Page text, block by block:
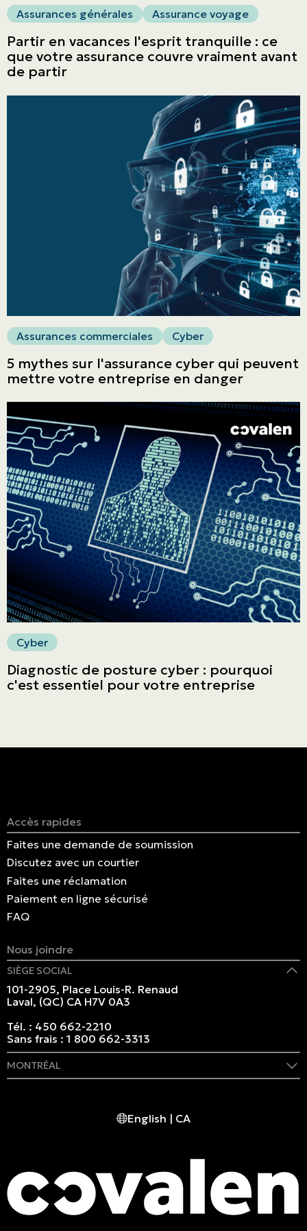
Blogue
Nous joindre
Faites un paiement
Assurances générales Assurance voyage
Partir en vacances l'esprit tranquille : ce
que votre assurance couvre vraiment avant
de partir
Assurances commerciales Cyber
5 mythes sur l'assurance cyber qui peuvent
mettre votre entreprise en danger
Cyber
Diagnostic de posture cyber : pourquoi
c'est essentiel pour votre entreprise
Accès rapides
Faites une demande de soumission
Discutez avec un courtier
Faites une réclamation
Paiement en ligne sécurisé
FAQ
Nous joindre
SIÈGE SOCIAL
101-2905, Place Louis-R. Renaud
Laval, (QC) CA H7V 0A3
Tél. : 450 662-2210
Sans frais :1 800 662-3313
MONTRÉAL
English | CA